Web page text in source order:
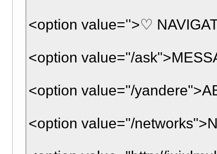
<option value=''>♡
<option value="/
<option value="/
<option value="/